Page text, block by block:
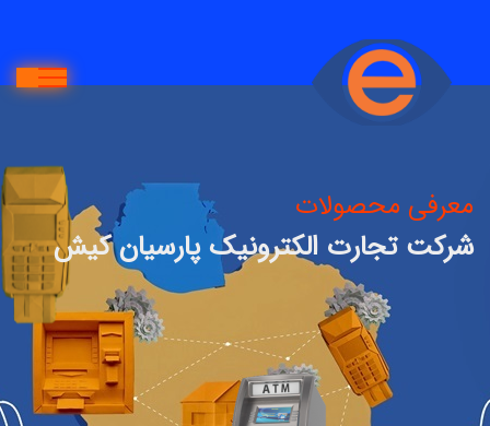
معرفی محصولات
شرکت تجارت الکترونیک پارسیان کیش